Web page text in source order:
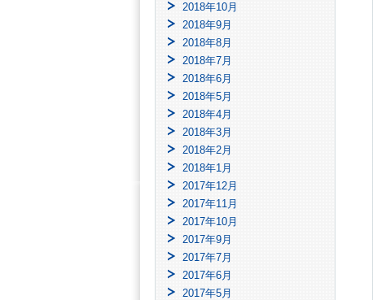
2018年10月
2018年9月
2018年8月
2018年7月
2018年6月
2018年5月
2018年4月
2018年3月
2018年2月
2018年1月
2017年12月
2017年11月
2017年10月
2017年9月
2017年7月
2017年6月
2017年5月